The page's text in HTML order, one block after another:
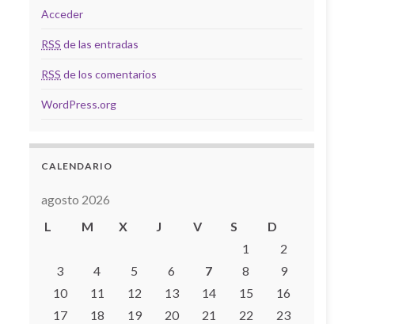
Acceder
RSS de las entradas
RSS de los comentarios
WordPress.org
CALENDARIO
agosto 2026
L
M X J V S D
1
2
3
4 5 6 7 8
9
10
11 12 13 14 15
16
17
18 19 20 21 22
23